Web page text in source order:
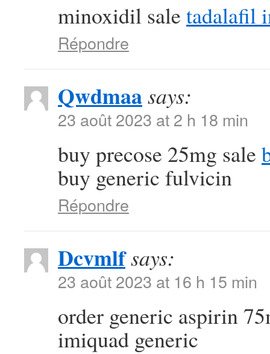
minoxidil sale tadalafil
Répondre
Qwdmaasays:
23 août 2023 at 2 h 18 min
buy precose 25mg sale
buy generic fulvicin
Répondre
Dcvmlfsays:
23 août 2023 at 16 h 15 min
order generic aspirin
imiquad generic